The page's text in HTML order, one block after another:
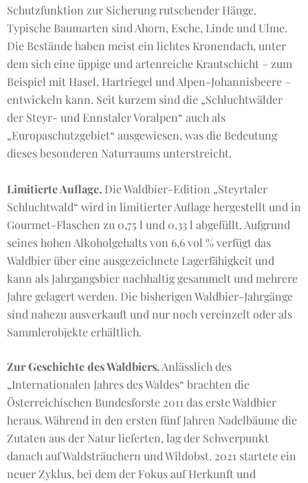
Schutzfunktion zur Sicherung rutschender Hänge.
Typische Baumarten sind Ahorn, Esche, Linde und Ulme.
Die Bestände haben meist ein lichtes Kronendach, unter
dem sich eine üppige und artenreiche Krautschicht – zum
Beispiel mit Hasel, Hartriegel und Alpen-Johannisbeere –
entwickeln kann. Seit kurzem sind die „Schluchtwälder
der Steyr- und Ennstaler Voralpen“ auch als
„Europaschutzgebiet“ ausgewiesen, was die Bedeutung
dieses besonderen Naturraums unterstreicht.
Limitierte Auflage. Die Waldbier-Edition „Steyrtaler
Schluchtwald“ wird in limitierter Auflage hergestellt und in
Gourmet-Flaschen zu 0,75 l und 0,33 l abgefüllt. Aufgrund
seines hohen Alkoholgehalts von 6,6 vol % verfügt das
Waldbier über eine ausgezeichnete Lagerfähigkeit und
kann als Jahrgangsbier nachhaltig gesammelt und mehrere
Jahre gelagert werden. Die bisherigen Waldbier-Jahrgänge
sind nahezu ausverkauft und nur noch vereinzelt oder als
Sammlerobjekte erhältlich.
Zur Geschichte des Waldbiers.Anlässlich des
„Internationalen Jahres des Waldes“ brachten die
Österreichischen Bundesforste 2011 das erste Waldbier
heraus. Während in den ersten fünf Jahren Nadelbäume die
Zutaten aus der Natur lieferten, lag der Schwerpunkt
danach auf Waldsträuchern und Wildobst. 2021 startete ein
neuer Zyklus, bei dem der Fokus auf Herkunft und